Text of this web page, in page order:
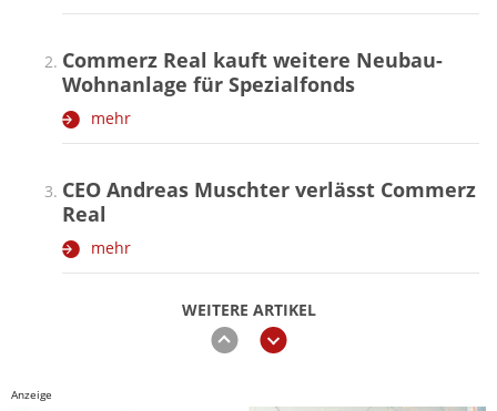
WEITERE ARTIKEL
zurückweiter
Commerz Real kauft weitere Neubau-
Wohnanlage für Spezialfonds
mehr
CEO Andreas Muschter verlässt Commerz
Real
mehr
Anzeige